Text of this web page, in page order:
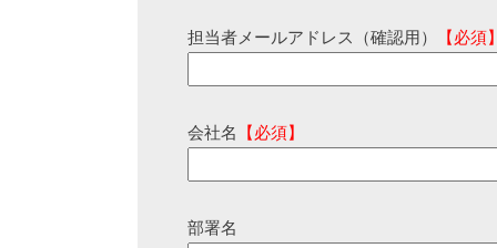
担当者メールアドレス（確認用） 【必須
会社名 【必須】
部署名